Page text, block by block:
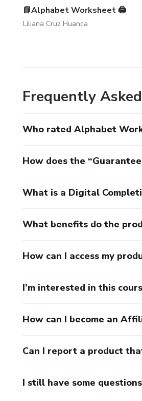
📄
🖨️
📘Alphabet Worksheet 🖨️
Liliana Cruz Huanca
Frequently
Who rated Alphabet
How does the
What is a Digital
What benefits do the
How can I access my
I’m interested in this
How can I become an
Can I report a product
I still have some